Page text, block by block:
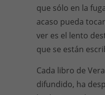
que sólo en la
acaso pueda
ver es el lento
que se están
Cada libro de
difundido, ha